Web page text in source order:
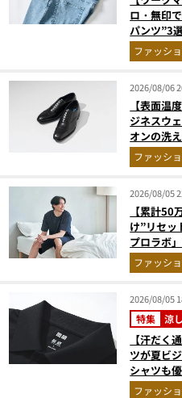
ロ・無印
パンツ”3
まで決定版
ファッシ
2026/08/06
【表面温
ジネスウ
オンの洗
ファッシ
2026/08/05
【累計50
け”リセッ
プロラボ
ファッシ
2026/08/05
特集 涼
【汗だく
ツが夏ビ
シャツも
ウエアの
ファッシ